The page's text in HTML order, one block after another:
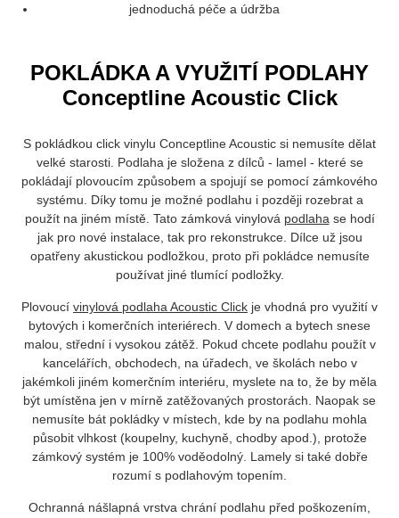
jednoduchá péče a údržba
POKLÁDKA A VYUŽITÍ PODLAHY
Conceptline Acoustic Click
S pokládkou click vinylu Conceptline Acoustic si nemusíte dělat
velké starosti. Podlaha je složena z dílců - lamel - které se
pokládají plovoucím způsobem a spojují se pomocí zámkového
systému. Díky tomu je možné podlahu i později rozebrat a
použít na jiném místě. Tato zámková vinylová podlaha se hodí
jak pro nové instalace, tak pro rekonstrukce. Dílce už jsou
opatřeny akustickou podložkou, proto při pokládce nemusíte
používat jiné tlumící podložky.
Plovoucí vinylová podlaha Acoustic Click je vhodná pro využití v
bytových i komerčních interiérech. V domech a bytech snese
malou, střední i vysokou zátěž. Pokud chcete podlahu použít v
kancelářích, obchodech, na úřadech, ve školách nebo v
jakémkoli jiném komerčním interiéru, myslete na to, že by měla
být umístěna jen v mírně zatěžovaných prostorách. Naopak se
nemusíte bát pokládky v místech, kde by na podlahu mohla
působit vlhkost (koupelny, kuchyně, chodby apod.), protože
zámkový systém je 100% voděodolný. Lamely si také dobře
rozumí s podlahovým topením.
Ochranná nášlapná vrstva chrání podlahu před poškozením,